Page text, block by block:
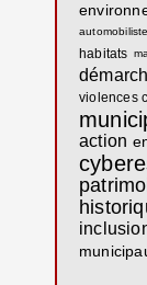
habitats
violences
action